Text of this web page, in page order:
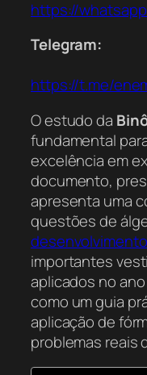
https://
Telegram:
https://t.me/
O estudo da
fundamental
excelência em
documento,
apresenta uma
questões de
desenvolvimento
importantes
aplicados no
como um guia
aplicação de
problemas reais